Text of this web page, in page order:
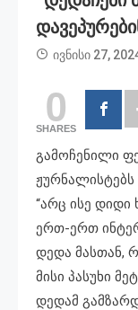
ივნისი 27,
0
SHARES
გამოჩენილი
ჟურნალისტებს
“არც ისე დიდი
ერთ-ერთ
დედა მასთან,
მისი პასუხი
დედამ